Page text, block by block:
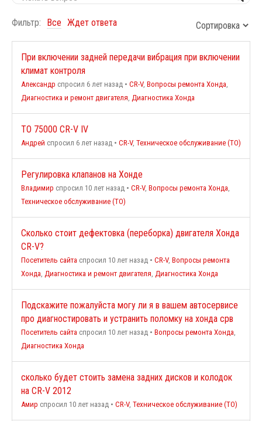
Фильтр: Все Ждет ответа
При включении задней передачи вибрация при включении
климат контроля
Александр спросил 6 лет назад • CR-V, Вопросы ремонта Хонда
Диагностика и ремонт двигателя Диагностика Хонда
ТО 75000 CR-V IV
Андрей спросил 6 лет назад • CR-V, Техническое обслуживание (ТО)
Регулировка клапанов на Хонде
Владимир спросил 10 лет назад • CR-V, Вопросы ремонта Хонда
Техническое обслуживание (ТО)
Сколько стоит дефектовка (переборка) двигателя Хонда
CR-V?
Посетитель сайта спросил 10 лет назад • CR-V, Вопросы ремонта
Хонда Диагностика и ремонт двигателя Диагностика Хонда
Подскажите пожалуйста могу ли я в вашем автосервисе
про диагностировать и устранить поломку на хонда срв
Посетитель сайта спросил 10 лет назад • Вопросы ремонта Хонда
Диагностика Хонда
сколько будет стоить замена задних дисков и колодок
на CR-V 2012
Амир спросил 10 лет назад • CR-V, Техническое обслуживание (ТО)